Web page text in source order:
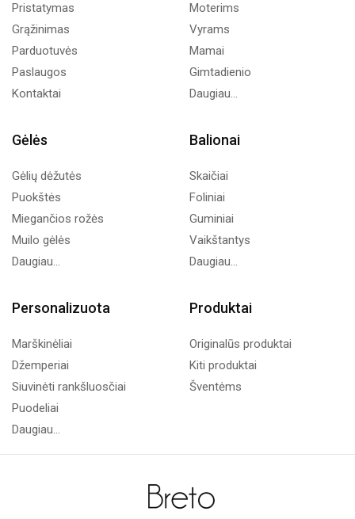
Pristatymas
Grąžinimas
Parduotuvės
Paslaugos
Kontaktai
Moterims
Vyrams
Mamai
Gimtadienio
Daugiau...
Gėlės
Gėlių dėžutės
Puokštės
Miegančios rožės
Muilo gėlės
Daugiau...
Balionai
Skaičiai
Foliniai
Guminiai
Vaikštantys
Daugiau...
Personalizuota
Marškinėliai
Džemperiai
Siuvinėti rankšluosčiai
Puodeliai
Daugiau...
Produktai
Originalūs produktai
Kiti produktai
Šventėms